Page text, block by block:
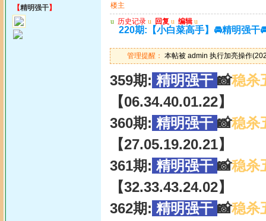
【精明强干】
楼主
u 历史记录 u 回复 u 编辑 u
220期:【小白菜高手】🚘精明强干
管理提醒： 本帖被 admin 执行加亮操作
359期: 精明强干 📸稳杀
【06.34.40.01.22】
360期: 精明强干 📸稳杀
【27.05.19.20.21】
361期: 精明强干 📸稳杀
【32.33.43.24.02】
362期: 精明强干 📸稳杀